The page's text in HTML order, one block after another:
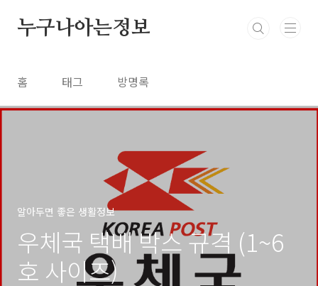
누구나아는정보
홈 태그 방명록
알아두면 좋은 생활정보
우체국 택배 박스 규격 (1~6
호 사이즈)